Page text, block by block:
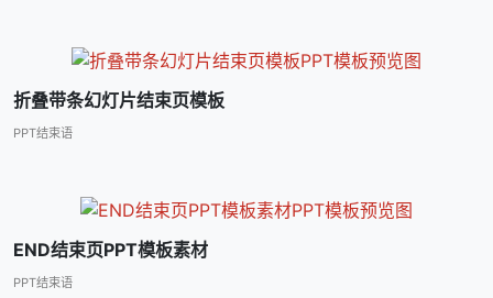
折叠带条幻灯片结束页模板
PPT结束语
END结束页PPT模板素材
PPT结束语